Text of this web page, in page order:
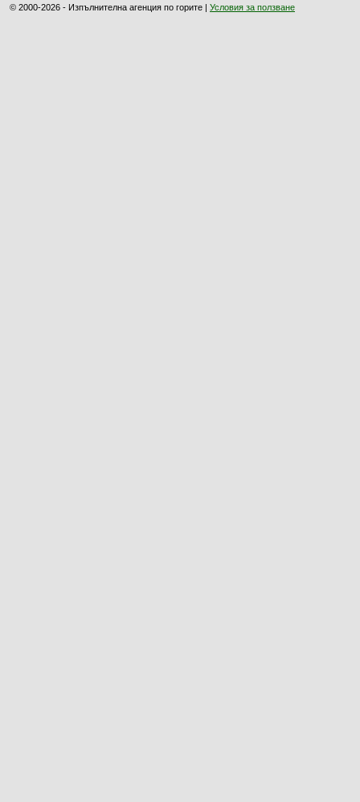
© 2000-2026 - Изпълнителна агенция по горите | Условия за ползване